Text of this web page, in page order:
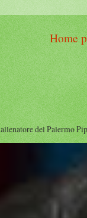
Home
del Palermo